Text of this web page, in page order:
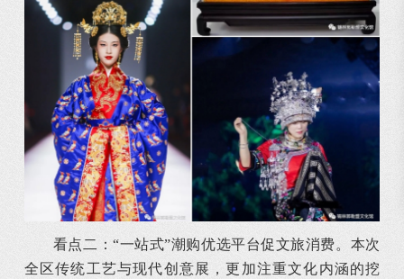
看点二：“一站式”潮购优选平台促文旅消费。本次
全区传统工艺与现代创意展，更加注重文化内涵的挖